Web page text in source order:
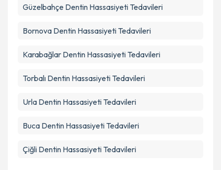
Güzelbahçe Dentin Hassasiyeti Tedavileri
Bornova Dentin Hassasiyeti Tedavileri
Karabağlar Dentin Hassasiyeti Tedavileri
Torbalı Dentin Hassasiyeti Tedavileri
Urla Dentin Hassasiyeti Tedavileri
Buca Dentin Hassasiyeti Tedavileri
Çiğli Dentin Hassasiyeti Tedavileri